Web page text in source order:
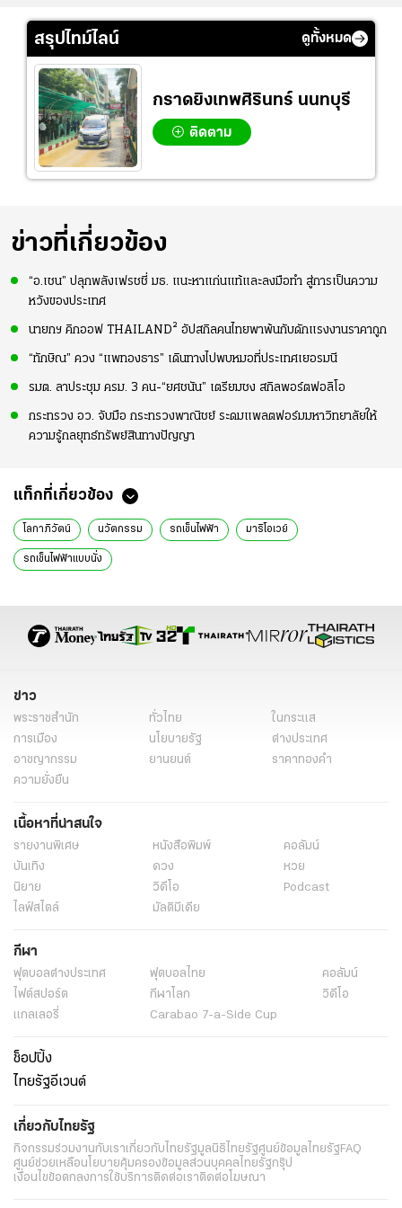
สรุปไทม์ไลน์ ดูทั้งหมด
กราดยิงเทพศิรินทร์ นนทบุรี
ติดตาม
ข่าวที่เกี่ยวข้อง
“อ.เชน” ปลุกพลังเฟรชชี่ มธ. แนะหาแก่นแท้และลงมือทำ สู่การเป็นความ
หวังของประเทศ
นายกฯ คิกออฟ THAILAND² อัปสกิลคนไทยพาพ้นกับดักแรงงานราคาถูก
“ทักษิณ” ควง “แพทองธาร” เดินทางไปพบหมอที่ประเทศเยอรมนี
รมต. ลาประชุม ครม. 3 คน-“ยศชนัน” เตรียมชง สกิลพอร์ตฟอลิโอ
กระทรวง อว. จับมือ กระทรวงพาณิชย์ ระดมแพลตฟอร์มมหาวิทยาลัยให้
ความรู้กลยุทธ์ทรัพย์สินทางปัญญา
แท็กที่เกี่ยวข้อง
โลกาภิวัตน์ นวัตกรรม รถเข็นไฟฟ้า มาริโอเวย์
รถเข็นไฟฟ้าแบบนั่ง
ข่าว
พระราชสำนัก ทั่วไทย
ในกระแส
การเมือง
นโยบายรัฐ
ต่างประเทศ
อาชญากรรม
ยานยนต์
ราคาทองคำ
ความยั่งยืน
เนื้อหาที่น่าสนใจ
รายงานพิเศษ หนังสือพิมพ์
คอลัมน์
บันเทิง
ดวง
หวย
นิยาย
วิดีโอ
Podcast
ไลฟ์สไตล์
มัลติมีเดีย
กีฬา
ฟุตบอลต่่างประเทศ ฟุตบอลไทย
คอลัมน์
ไฟต์สปอร์ต
กีฬาโลก
วิดีโอ
แกลเลอรี่
Carabao 7-a-Side Cup
ช็อปปิ้ง
ไทยรัฐอีเวนต์
เกี่ยวกับไทยรัฐ
กิจกรรมร่วมงานกับเราเกี่ยวกับไทยรัฐมูลนิธิไทยรัฐศูนย์ข้อมูลไทยรัฐFAQ
ศูนย์ช่วยเหลือนโยบายคุ้มครองข้อมูลส่วนบุคคลไทยรัฐกรุ๊ป
เงื่อนไขข้อตกลงการใช้บริการติดต่อเราติดต่อโฆษณา